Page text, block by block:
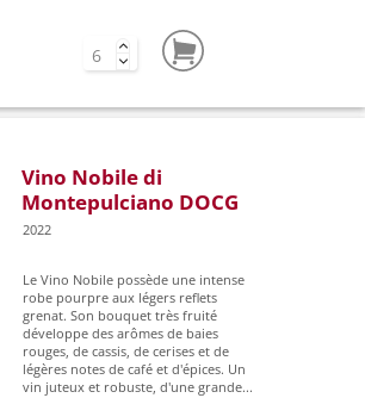
Vino Nobile di
Montepulciano DOCG
2022
Le Vino Nobile possède une intense
robe pourpre aux légers reflets
grenat. Son bouquet très fruité
développe des arômes de baies
rouges, de cassis, de cerises et de
légères notes de café et d'épices. Un
vin juteux et robuste, d'une grande...